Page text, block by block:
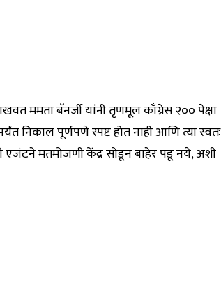
ममता बॅनर्जी यांनी तृणमूल काँग्रेस २०० पेक्षा
निकाल पूर्णपणे स्पष्ट होत नाही आणि त्या स्वतः
एजंटने मतमोजणी केंद्र सोडून बाहेर पडू नये, अशी